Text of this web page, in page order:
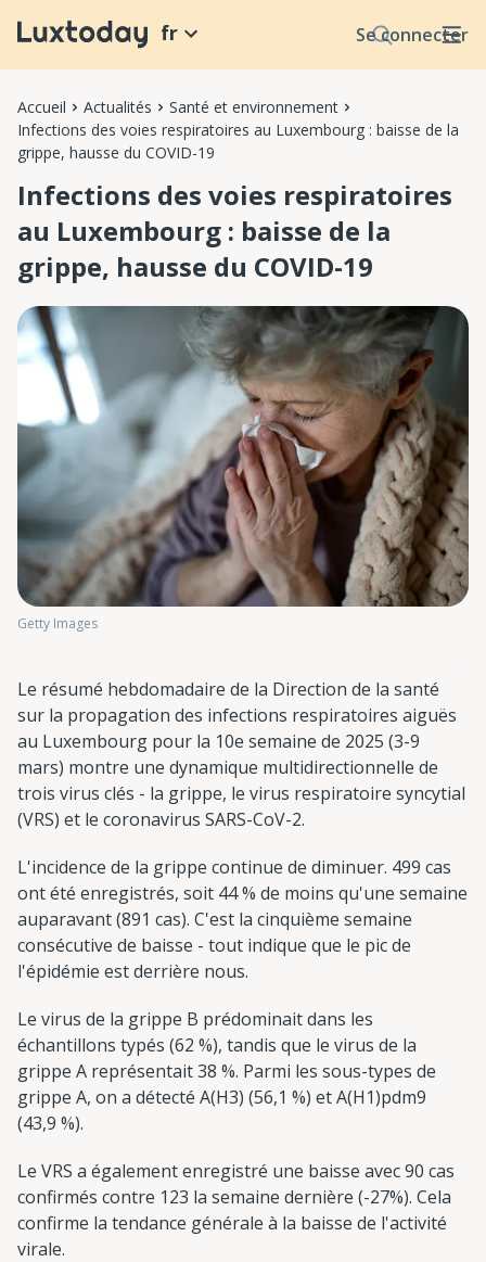
Se connecter
fr
Accueil Actualités
Santé et environnement
Infections des voies respiratoires au Luxembourg : baisse de la
grippe, hausse du COVID-19
Infections des voies respiratoires
au Luxembourg : baisse de la
grippe, hausse du COVID-19
Getty Images
Le résumé hebdomadaire de la Direction de la santé
sur la propagation des infections respiratoires aiguës
au Luxembourg pour la 10e semaine de 2025 (3-9
mars) montre une dynamique multidirectionnelle de
trois virus clés - la grippe, le virus respiratoire syncytial
(VRS) et le coronavirus SARS-CoV-2.
L'incidence de la grippe continue de diminuer. 499 cas
ont été enregistrés, soit 44 % de moins qu'une semaine
auparavant (891 cas). C'est la cinquième semaine
consécutive de baisse - tout indique que le pic de
l'épidémie est derrière nous.
Le virus de la grippe B prédominait dans les
échantillons typés (62 %), tandis que le virus de la
grippe A représentait 38 %. Parmi les sous-types de
grippe A, on a détecté A(H3) (56,1 %) et A(H1)pdm9
(43,9 %).
Le VRS a également enregistré une baisse avec 90 cas
confirmés contre 123 la semaine dernière (-27%). Cela
confirme la tendance générale à la baisse de l'activité
virale.